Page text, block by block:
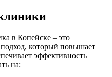
в Копейске – это
который повышает
эффективность
на: